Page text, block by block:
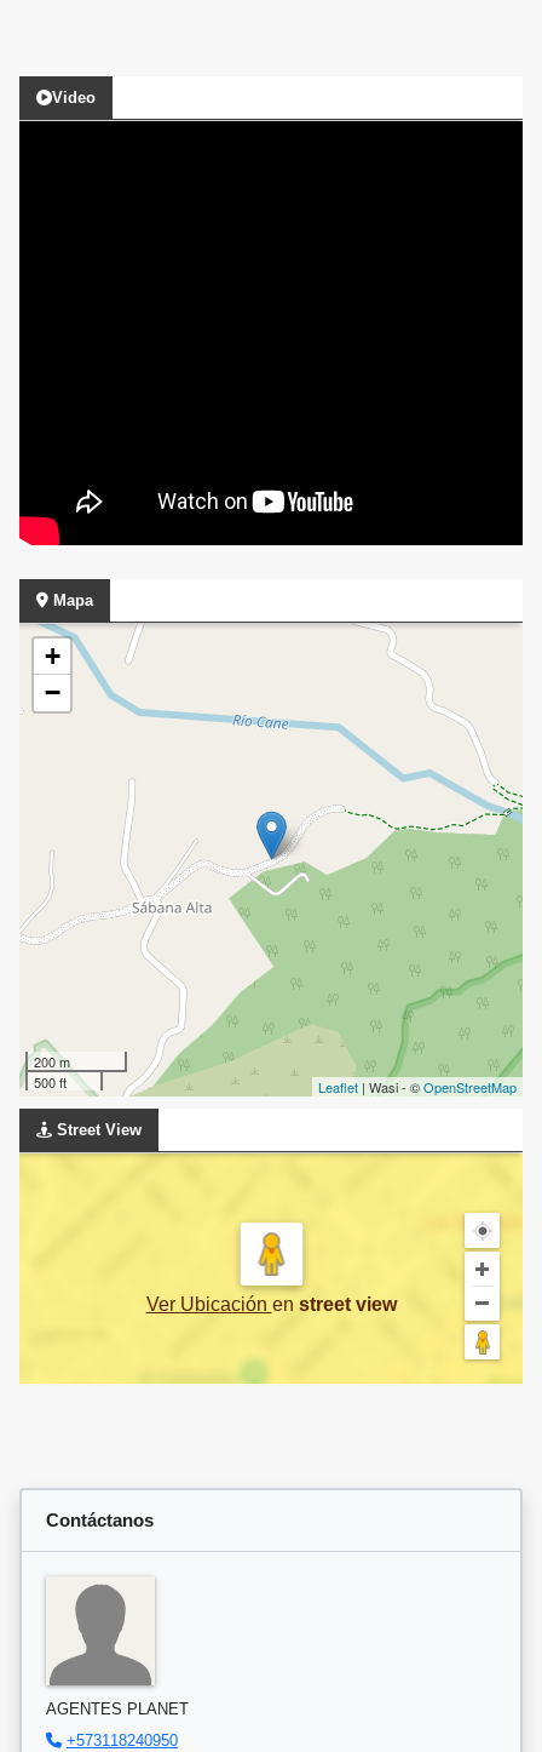
Video
Mapa
+
−
200 m
500 ft
Leaflet | Wasi - ©OpenStreetMap
Street View
Ver Ubicación en street view
Contáctanos
AGENTES PLANET
+573118240950